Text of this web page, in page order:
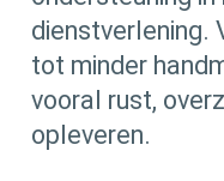
dienstverlening.
tot minder
vooral rust,
opleveren.